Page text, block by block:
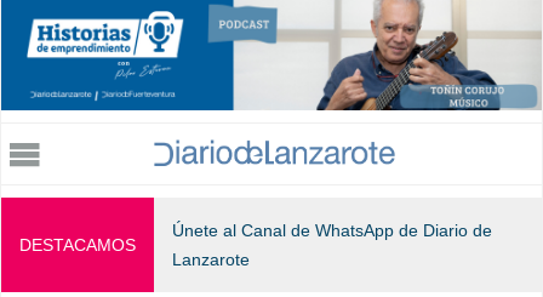
Jump to navigation
DESTACAMOS
Únete al Canal de WhatsApp de Diario de
Lanzarote